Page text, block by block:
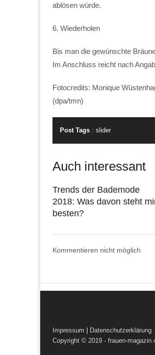
ablösen würde.
6. Wiederholen
Bis man die gewünschte
Im Anschluss reicht nach
Fotocredits: Monique
(dpa/tmn)
Post Tags : slider
Auch interessant
Trends der Bademode
2018: Was davon steht
besten?
Kommentieren nicht möglich
Impressum | Datenschutzerklärung
Copyright © 2019 - frauen-